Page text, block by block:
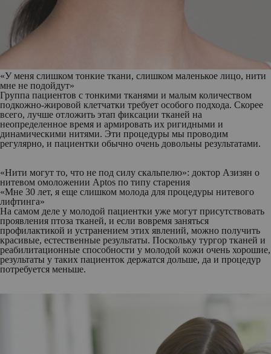
«У меня слишком тонкие ткани, слишком маленькое лицо, нити
мне не подойдут»
Группа пациентов с тонкими тканями и малым количеством
подкожно-жировой клетчатки требует особого подхода. Скорее
всего, лучше отложить этап фиксации тканей на
неопределенное время и армировать их ригидными и
динамическими нитями. Эти процедуры мы проводим
регулярно, и пациентки обычно очень довольны результатами.
«Нити могут то, что не под силу скальпелю»: доктор Азизян о
нитевом омоложении Aptos по типу старения
«Мне 30 лет, я еще слишком молода для процедуры нитевого
лифтинга»
На самом деле у молодой пациентки уже могут присутствовать
проявления птоза тканей, и если вовремя заняться
профилактикой и устранением этих явлений, можно получить
красивые, естественные результаты. Поскольку тургор тканей и
реабилитационные способности у молодой кожи очень хорошие,
результаты у таких пациенток держатся дольше, да и процедур
потребуется меньше.